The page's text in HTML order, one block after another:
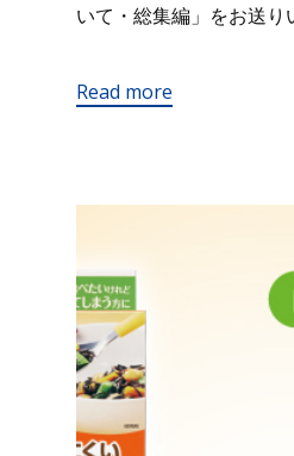
いて・総集編」をお送
Read more